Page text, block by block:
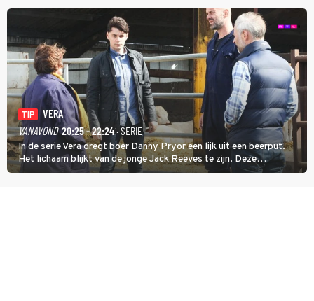
TIP
VERA
VANAVOND 20:25 - 22:24· SERIE
In de serie Vera dregt boer Danny Pryor een lijk uit een beerput.
Het lichaam blijkt van de jonge Jack Reeves te zijn. Deze
homoseksuele woonwagenbewoner had gebroken met zijn familie